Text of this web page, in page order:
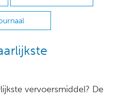
vervoersmiddel? De